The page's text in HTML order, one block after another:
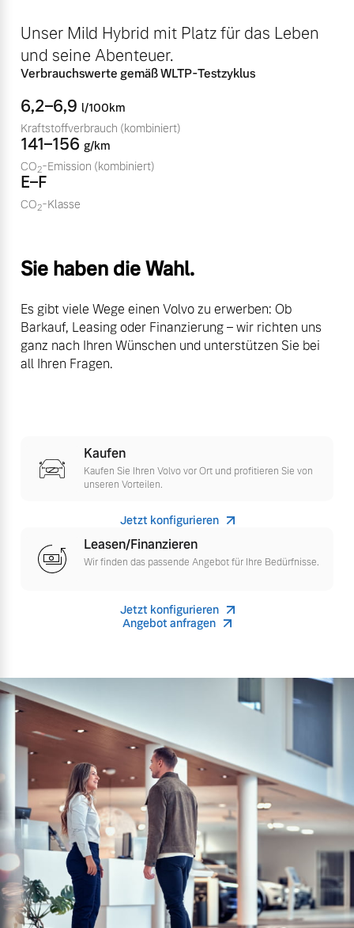
Fahrzeug konfigurieren
Sofort verfügbare Fahrzeuge
Volvo Selekt
Editionsmodelle
Jetzt kennenlernen
Vielzahl von Original
Volvo Winter- und
Sommer Kompletträder.
Mehr erfahren
saisonalen Angebote.
Finanzierung & Leasing
Unser Mild Hybrid mit Platz für das Leben
und seine Abenteuer.
Verbrauchswerte gemäß WLTP-Testzyklus
6,2–6,9 l/100km
Kraftstoffverbrauch (kombiniert)
141–156 g/km
CO2-Emission (kombiniert)
E–F
CO2-Klasse
Sie haben die Wahl.
Es gibt viele Wege einen Volvo zu erwerben: Ob
Barkauf, Leasing oder Finanzierung – wir richten uns
ganz nach Ihren Wünschen und unterstützen Sie bei
all Ihren Fragen.
Kaufen
Kaufen Sie Ihren Volvo vor Ort und profitieren Sie von
unseren Vorteilen.
Jetzt konfigurieren
Leasen/Finanzieren
Wir finden das passende Angebot für Ihre Bedürfnisse.
Jetzt konfigurieren
Angebot anfragen